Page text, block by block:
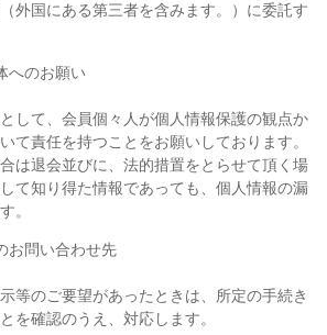
外国にある第三者を含みます。）に委託す
へのお願い
して、会員個々人が個人情報保護の観点か
て責任を持つことをお願いしております。
は退会並びに、法的措置をとらせて頂く場
て知り得た情報であっても、個人情報の漏
。
お問い合わせ先
等のご要望があったときは、所定の手続き
を確認のうえ、対応します。